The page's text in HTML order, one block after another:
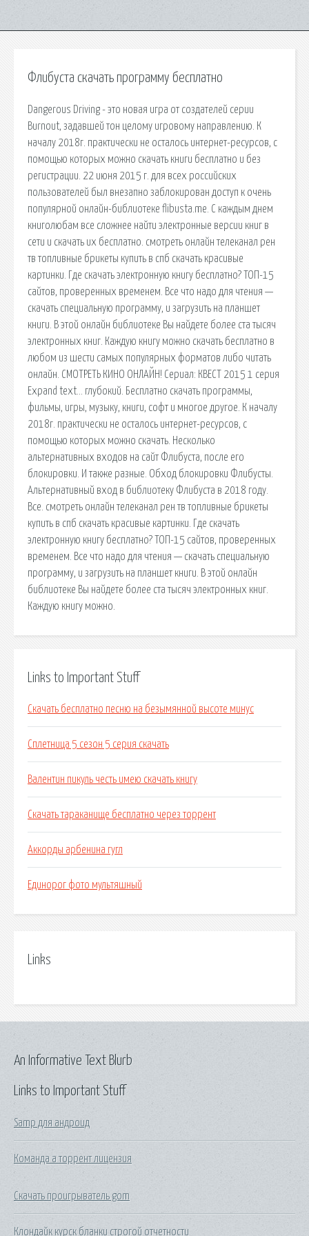
Флибуста скачать программу бесплатно
Dangerous Driving - это новая игра от создателей серии
Burnout, задавшей тон целому игровому направлению. К
началу 2018г. практически не осталось интернет-ресурсов, с
помощью которых можно скачать книги бесплатно и без
регистрации. 22 июня 2015 г. для всех российских
пользователей был внезапно заблокирован доступ к очень
популярной онлайн-библиотеке flibusta.me. С каждым днем
книголюбам все сложнее найти электронные версии книг в
сети и скачать их бесплатно. смотреть онлайн телеканал рен
тв топливные брикеты купить в спб скачать красивые
картинки. Где скачать электронную книгу бесплатно? ТОП-15
сайтов, проверенных временем. Все что надо для чтения —
скачать специальную программу, и загрузить на планшет
книги. В этой онлайн библиотеке Вы найдете более ста тысяч
электронных книг. Каждую книгу можно скачать бесплатно в
любом из шести самых популярных форматов либо читать
онлайн. СМОТРЕТЬ КИНО ОНЛАЙН! Сериал: КВЕСТ 2015 1 серия
Expand text… глубокий. Бесплатно скачать программы,
фильмы, игры, музыку, книги, софт и многое другое. К началу
2018г. практически не осталось интернет-ресурсов, с
помощью которых можно скачать. Несколько
альтернативных входов на сайт Флибуста, после его
блокировки. И также разные. Обход блокировки Флибусты.
Альтернативный вход в библиотеку Флибуста в 2018 году.
Все. смотреть онлайн телеканал рен тв топливные брикеты
купить в спб скачать красивые картинки. Где скачать
электронную книгу бесплатно? ТОП-15 сайтов, проверенных
временем. Все что надо для чтения — скачать специальную
программу, и загрузить на планшет книги. В этой онлайн
библиотеке Вы найдете более ста тысяч электронных книг.
Каждую книгу можно.
Links to Important Stuff
Скачать бесплатно песню на безымянной высоте минус
Сплетница 5 сезон 5 серия скачать
Валентин пикуль честь имею скачать книгу
Скачать тараканище бесплатно через торрент
Аккорды арбенина гугл
Единорог фото мультяшный
Links
Links to Important Stuff
Samp для андроид
Команда а торрент лицензия
Скачать проигрыватель gom
Клондайк курск бланки строгой отчетности
An Informative Text Blurb